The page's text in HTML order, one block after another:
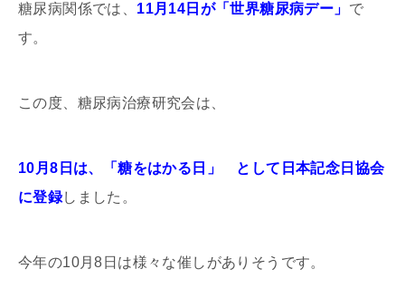
糖尿病関係では、 11月14日が「世界糖尿病デー」 で
す。
この度、糖尿病治療研究会は、
10月8日は、「糖をはかる日」 として日本記念日協会
に登録しました。
今年の10月8日は様々な催しがありそうです。